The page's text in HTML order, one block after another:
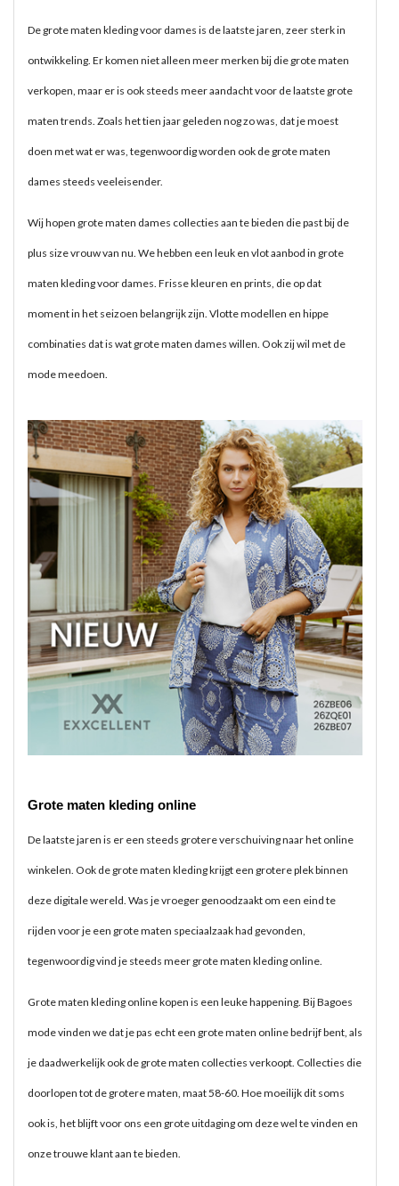
De grote maten kleding voor dames is de laatste jaren, zeer sterk in
ontwikkeling. Er komen niet alleen meer merken bij die grote maten
verkopen, maar er is ook steeds meer aandacht voor de laatste grote
maten trends. Zoals het tien jaar geleden nog zo was, dat je moest
doen met wat er was, tegenwoordig worden ook de grote maten
dames steeds veeleisender.
Wij hopen grote maten dames collecties aan te bieden die past bij de
plus size vrouw van nu. We hebben een leuk en vlot aanbod in grote
maten kleding voor dames. Frisse kleuren en prints, die op dat
moment in het seizoen belangrijk zijn. Vlotte modellen en hippe
combinaties dat is wat grote maten dames willen. Ook zij wil met de
mode meedoen.
Grote maten kleding online
De laatste jaren is er een steeds grotere verschuiving naar het online
winkelen. Ook de grote maten kleding krijgt een grotere plek binnen
deze digitale wereld. Was je vroeger genoodzaakt om een eind te
rijden voor je een grote maten speciaalzaak had gevonden,
tegenwoordig vind je steeds meer grote maten kleding online.
Grote maten kleding online kopen is een leuke happening. Bij Bagoes
mode vinden we dat je pas echt een grote maten online bedrijf bent, als
je daadwerkelijk ook de grote maten collecties verkoopt. Collecties die
doorlopen tot de grotere maten, maat 58-60. Hoe moeilijk dit soms
ook is, het blijft voor ons een grote uitdaging om deze wel te vinden en
onze trouwe klant aan te bieden.